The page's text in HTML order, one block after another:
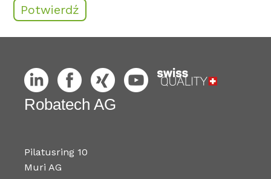
Robatech AG
Pilatusring 10
Muri AG